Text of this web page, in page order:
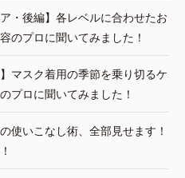
・後編】各レベルに合わせたお
のプロに聞いてみました！
マスク着用の季節を乗り切るケ
プロに聞いてみました！
使いこなし術、全部見せます！